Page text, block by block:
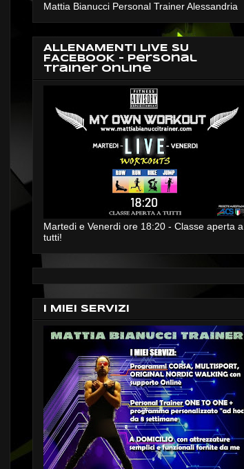
Mattia Bianucci Personal Trainer Alessandria
ALLENAMENTI LIVE SU
FACEBOOK - Personal
Trainer Online
Martedi e Venerdi ore 18:20 - Classe aperta a
tutti!
I MIEI SERVIZI